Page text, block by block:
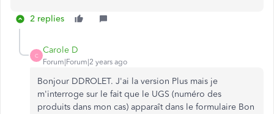
2 replies
C
Carole D
Forum|Forum|2 years ago
Bonjour DDROLET. J'ai la version Plus mais je
m'interroge sur le fait que le UGS (numéro des
produits dans mon cas) apparaît dans le formulaire Bon